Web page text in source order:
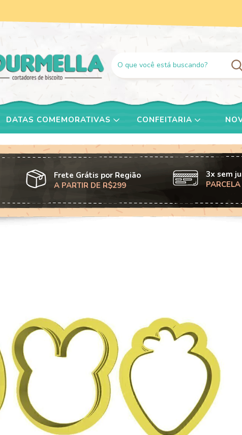
DATAS COMEMORATIVAS CONFEITARIA
Frete Grátis por Região
A PARTIR DE R$299
3x sem